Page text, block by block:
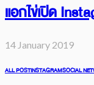
แอกไข่เปิด
14 January 2019
ALL POSTINSTAGRAMSOCIAL